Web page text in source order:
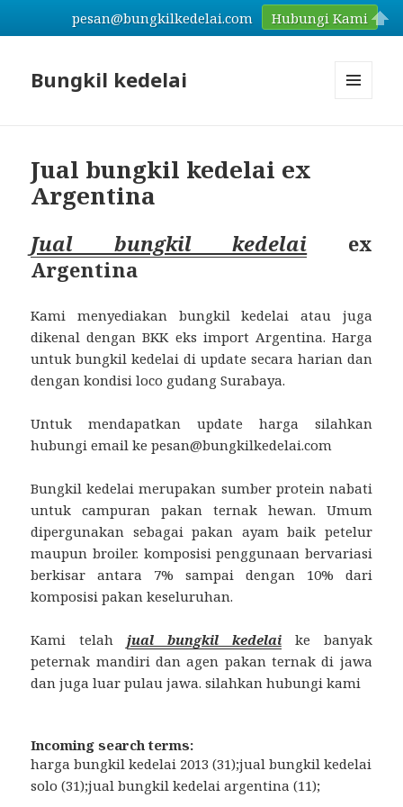
Bungkil kedelai
Jual bungkil kedelai ex
Argentina
Jual bungkil kedelai ex
Argentina
Kami menyediakan bungkil kedelai atau juga
dikenal dengan BKK eks import Argentina. Harga
untuk bungkil kedelai di update secara harian dan
dengan kondisi loco gudang Surabaya.
Untuk mendapatkan update harga silahkan
hubungi email ke pesan@bungkilkedelai.com
Bungkil kedelai merupakan sumber protein nabati
untuk campuran pakan ternak hewan. Umum
dipergunakan sebagai pakan ayam baik petelur
maupun broiler. komposisi penggunaan bervariasi
berkisar antara 7% sampai dengan 10% dari
komposisi pakan keseluruhan.
Kami telahjual bungkil kedelaike banyak
peternak mandiri dan agen pakan ternak di jawa
dan juga luar pulau jawa. silahkan hubungi kami
Incoming search terms:
harga bungkil kedelai 2013 (31);jual bungkil kedelai
solo (31);jual bungkil kedelai argentina (11);
pesan@bungkilkedelai.com Hubungi Kami